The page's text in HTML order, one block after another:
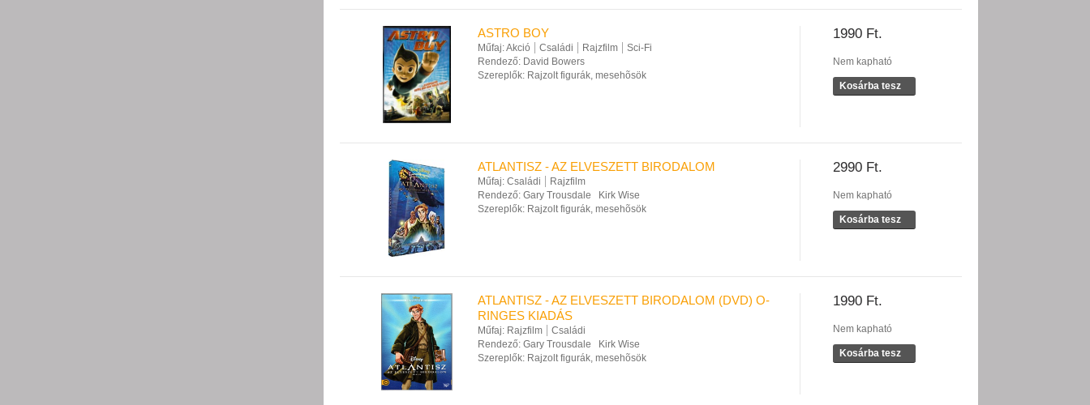
1990 Ft.
Nem kapható
Kosárba tesz
ASTRO BOY
Műfaj:Akció Családi Rajzfilm
Sci-Fi
Rendező: David Bowers
Szereplők: Rajzolt figurák, mesehõsök
2990 Ft.
Nem kapható
Kosárba tesz
ATLANTISZ - AZ ELVESZETT BIRODALOM
Műfaj: Családi
Rajzfilm
Rendező: Gary Trousdale
Kirk Wise
Szereplők: Rajzolt figurák, mesehõsök
1990 Ft.
Nem kapható
Kosárba tesz
ATLANTISZ - AZ ELVESZETT BIRODALOM (DVD) O-
RINGES KIADÁS
Műfaj: Rajzfilm
Családi
Rendező: Gary Trousdale
Kirk Wise
Szereplők: Rajzolt figurák, mesehõsök